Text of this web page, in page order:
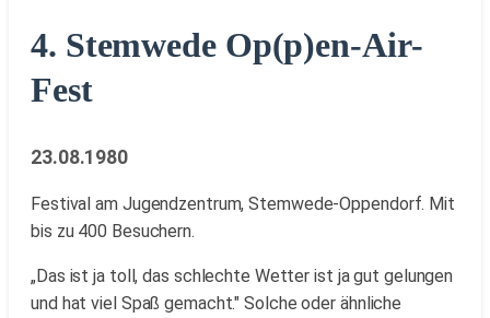
4. Stemwede Op(p)en-Air-
Fest
23.08.1980
Festival am Jugendzentrum, Stemwede-Oppendorf. Mit
bis zu 400 Besuchern.
„Das ist ja toll, das schlechte Wetter ist ja gut gelungen
und hat viel Spaß gemacht." Solche oder ähnliche